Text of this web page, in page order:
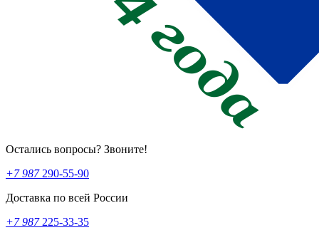
Остались вопросы? Звоните!
+7 987290-55-90
Доставка по всей России
+7 987225-33-35